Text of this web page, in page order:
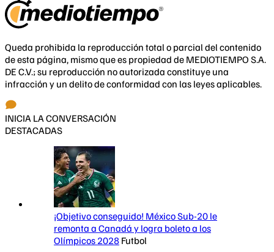
Queda prohibida la reproducción total o parcial del contenido
de esta página, mismo que es propiedad de MEDIOTIEMPO S.A.
DE C.V.; su reproducción no autorizada constituye una
infracción y un delito de conformidad con las leyes aplicables.
INICIA LA CONVERSACIÓN
DESTACADAS
¡Objetivo conseguido! México Sub-20 le
remonta a Canadá y logra boleto a los
Olímpicos 2028 Futbol